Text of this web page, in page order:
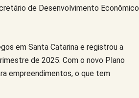
de Desenvolvimento Econômico
em Santa Catarina e registrou a
de 2025. Com o novo Plano
empreendimentos, o que tem